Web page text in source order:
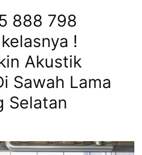
888 798
!
Akustik
Sawah Lama
Selatan